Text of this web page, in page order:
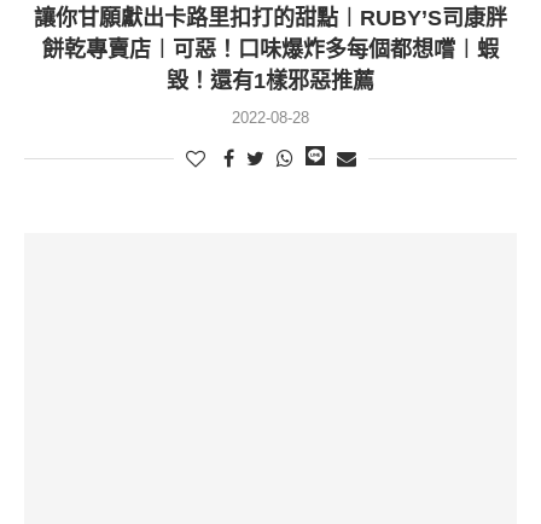
讓你甘願獻出卡路里扣打的甜點︱RUBY’S司康胖
餅乾專賣店︱可惡！口味爆炸多每個都想嚐︱蝦
毀！還有1樣邪惡推薦
2022-08-28